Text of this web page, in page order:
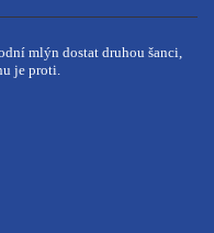
mlýn dostat druhou šanci,
je proti.